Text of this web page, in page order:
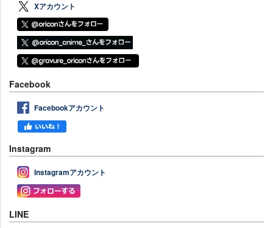
Xアカウント
Facebook
Facebookアカウント
Instagram
Instagramアカウント
LINE